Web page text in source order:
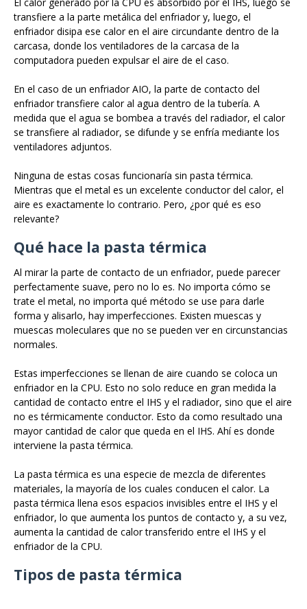
transfiere a la parte metálica del enfriador y, luego, el
enfriador disipa ese calor en el aire circundante dentro de la
carcasa, donde los ventiladores de la carcasa de la
computadora pueden expulsar el aire de el caso.
En el caso de un enfriador AIO, la parte de contacto del
enfriador transfiere calor al agua dentro de la tubería. A
medida que el agua se bombea a través del radiador, el calor
se transfiere al radiador, se difunde y se enfría mediante los
ventiladores adjuntos.
Ninguna de estas cosas funcionaría sin pasta térmica.
Mientras que el metal es un excelente conductor del calor, el
aire es exactamente lo contrario. Pero, ¿por qué es eso
relevante?
Qué hace la pasta térmica
Al mirar la parte de contacto de un enfriador, puede parecer
perfectamente suave, pero no lo es. No importa cómo se
trate el metal, no importa qué método se use para darle
forma y alisarlo, hay imperfecciones. Existen muescas y
muescas moleculares que no se pueden ver en circunstancias
normales.
Estas imperfecciones se llenan de aire cuando se coloca un
enfriador en la CPU. Esto no solo reduce en gran medida la
cantidad de contacto entre el IHS y el radiador, sino que el aire
no es térmicamente conductor. Esto da como resultado una
mayor cantidad de calor que queda en el IHS. Ahí es donde
interviene la pasta térmica.
La pasta térmica es una especie de mezcla de diferentes
materiales, la mayoría de los cuales conducen el calor. La
pasta térmica llena esos espacios invisibles entre el IHS y el
enfriador, lo que aumenta los puntos de contacto y, a su vez,
aumenta la cantidad de calor transferido entre el IHS y el
enfriador de la CPU.
Tipos de pasta térmica